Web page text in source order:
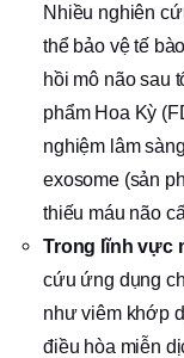
Nhiều nghiên
thể bảo vệ tế
hồi mô não sau
phẩm Hoa Kỳ
nghiệm lâm
exosome (sản
thiếu máu não
Trong lĩnh vực
cứu ứng dụng
như viêm khớp
điều hòa miễn